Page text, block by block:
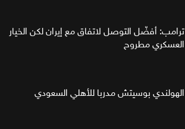
ترامب: أفضّل التوصل لاتفاق مع إيران لكن الخيار
العسكري مطروح
الهولندي بوسيتش مدربا للأهلي السعودي